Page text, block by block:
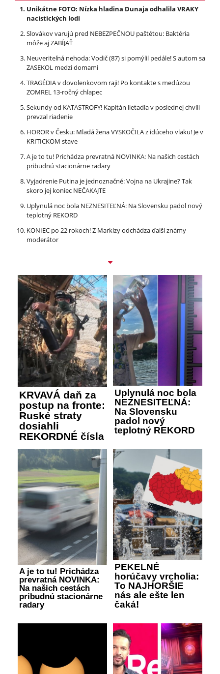
Unikátne FOTO: Nízka hladina Dunaja odhalila VRAKY
nacistických lodí
Slovákov varujú pred NEBEZPEČNOU paštétou: Baktéria
môže aj ZABÍJAŤ
Neuveriteľná nehoda: Vodič (87) si pomýlil pedále! S autom sa
ZASEKOL medzi domami
TRAGÉDIA v dovolenkovom raji! Po kontakte s medúzou
ZOMREL 13-ročný chlapec
Sekundy od KATASTROFY! Kapitán lietadla v poslednej chvíli
prevzal riadenie
HOROR v Česku: Mladá žena VYSKOČILA z idúceho vlaku! Je v
KRITICKOM stave
A je to tu! Prichádza prevratná NOVINKA: Na našich cestách
pribudnú stacionárne radary
Vyjadrenie Putina je jednoznačné: Vojna na Ukrajine? Tak
skoro jej koniec NEČAKAJTE
Uplynulá noc bola NEZNESITEĽNÁ: Na Slovensku padol nový
teplotný REKORD
KONIEC po 22 rokoch! Z Markízy odchádza ďalší známy
moderátor
KRVAVÁ daň za
postup na fronte:
Ruské straty
dosiahli
REKORDNÉ čísla
Uplynulá noc bola
NEZNESITEĽNÁ:
Na Slovensku
padol nový
teplotný REKORD
A je to tu! Prichádza
prevratná NOVINKA:
Na našich cestách
pribudnú stacionárne
radary
PEKELNÉ
horúčavy vrcholia:
To NAJHORŠIE
nás ale ešte len
čaká!